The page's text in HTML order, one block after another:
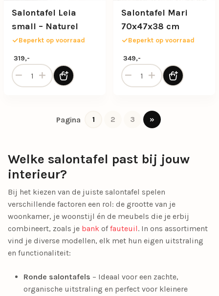
Salontafel Leia
small – Naturel
Beperkt op voorraad
319,-
Salontafel Leia small - Naturel aantal
Salontafel Mari
70x47x38 cm
Beperkt op voorraad
349,-
Salontafel Mari 70x47x38
Pagina 1 2 3 »
Welke salontafel past bij jouw
interieur?
Bij het kiezen van de juiste salontafel spelen
verschillende factoren een rol: de grootte van je
woonkamer, je woonstijl én de meubels die je erbij
combineert, zoals je bank offauteuil. In ons assortiment
vind je diverse modellen, elk met hun eigen uitstraling
en functionaliteit:
Ronde salontafels – Ideaal voor een zachte,
organische uitstraling en perfect voor kleinere